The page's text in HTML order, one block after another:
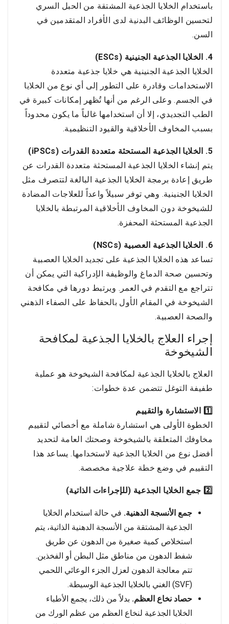
باستخدام الخلايا الجذعية المشتقة من الحبل السري
لتحسين الوظائف البدنية لدى الأفراد المتقدمين في
السن.
4. الخلايا الجذعية الجنينية (ESCs)
الخلايا الجذعية الجنينية هي خلايا جذعية متعددة
الاستخدامات وقادرة على التطور إلى أي نوع من الخلايا
في الجسم. وعلى الرغم من أنها تُظهر إمكانات كبيرة في
الطب التجديدي، إلا أن استخدامها غالباً ما يكون محدوداً
بسبب المخاوف الأخلاقية والقيود التنظيمية.
5. الخلايا الجذعية المستحثة متعددة القدرات (iPSCs)
يتم إنشاء الخلايا الجذعية المستحثة متعددة القدرات عن
طريق إعادة برمجة الخلايا الجذعية البالغة لتتصرف مثل
الخلايا الجنينية. وهي توفر سبيلاً واعداً للعلاجات المضادة
للشيخوخة دون المخاوف الأخلاقية المرتبطة بالخلايا
الجذعية المستحثة المحفزة.
6. الخلايا الجذعية العصبية (NSCs)
تساعد هذه الخلايا الجذعية على تجديد الخلايا العصبية
وتحسين صحة الدماغ والوظيفة الإدراكية التي يمكن أن
تتراجع مع التقدم في العمر. ويرتبط دورها في مكافحة
الشيخوخة في المقام الأول بالحفاظ على الصفاء الذهني
والصحة العصبية.
إجراء العلاج بالخلايا الجذعية لمكافحة
الشيخوخة
العلاج بالخلايا الجذعية لمكافحة الشيخوخة هو عملية
طفيفة التوغل تتضمن عدة خطوات:
1️⃣ الاستشارة والتقييم
الخطوة الأولى هي استشارة شاملة مع أخصائي لتقييم
مخاوفك المتعلقة بالشيخوخة وصحتك العامة لتحديد
أفضل نوع من الخلايا الجذعية لاستخدامها. يساعد هذا
التقييم في وضع خطة علاجية مخصصة.
2️⃣ جمع الخلايا الجذعية (للإجراءات الذاتية)
جمع الأنسجة الدهنية. في حالة استخدام الخلايا
الجذعية المشتقة من الأنسجة الدهنية الذاتية، يتم
استخلاص كمية صغيرة من الدهون عن طريق
شفط الدهون من مناطق مثل البطن أو الفخذين.
تتم معالجة الدهون لعزل الجزء الوعائي اللحمي
(SVF) الغني بالخلايا الجذعية الوسيطة.
حصاد نخاع العظم. بدلاً من ذلك، يجمع الأطباء
الخلايا الجذعية لنخاع العظم من عظم الورك من